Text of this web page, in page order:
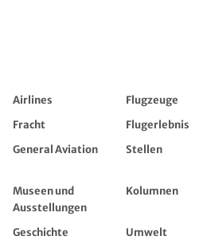
Airlines Flugzeuge
Fracht
Flugerlebnis
General Aviation
Stellen
Museen und
Ausstellungen
Kolumnen
Geschichte Umwelt